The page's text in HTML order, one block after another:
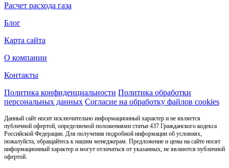
Расчет расхода газа
Блог
Карта сайта
О компании
Контакты
Политика конфиденциальности Политика обработки
персональных данных Согласие на обработку файлов cookies
Данный сайт носит исключительно информационный характер и не является
публичной офертой, определяемой положениями статьи 437 Гражданского кодекса
Российской Федерации. Для получения подробной информации об условиях,
пожалуйста, обращайтесь к нашим менеджерам. Предложение и цены на сайте носят
информационный характер и могут отличаться от указанных, не являются публичной
офертой.